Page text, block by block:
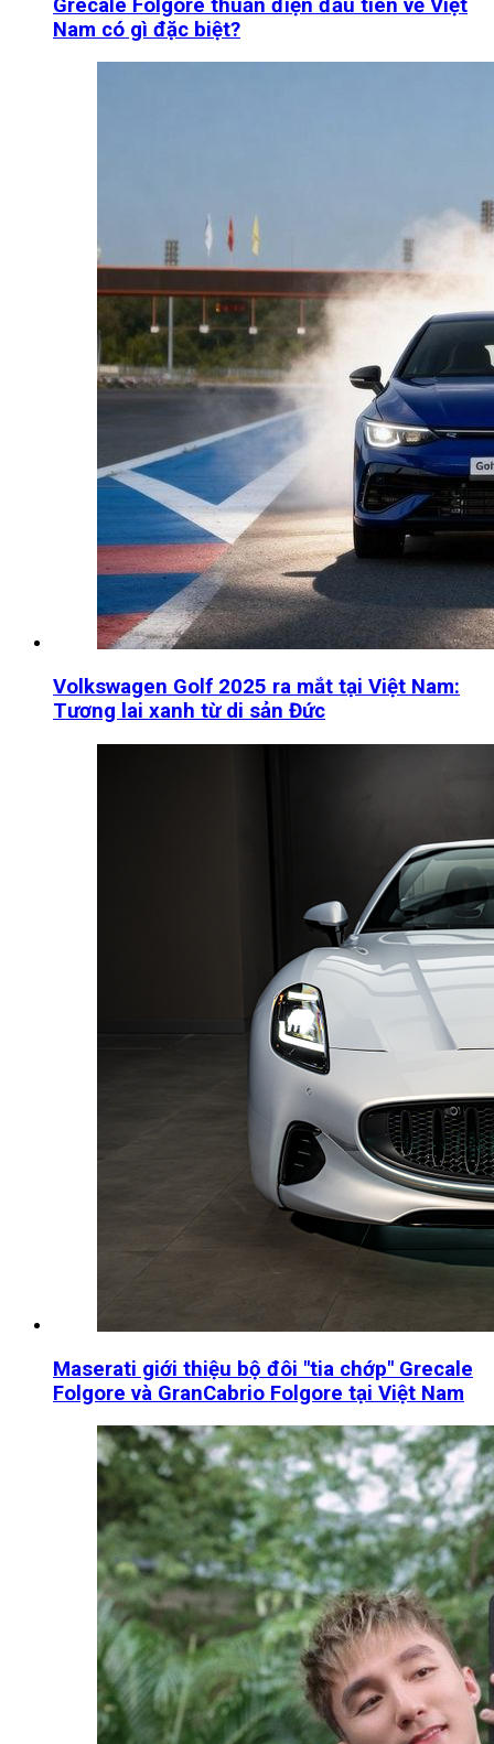
Grecale Folgore thuần điện đầu tiên về Việt
Nam có gì đặc biệt?
Volkswagen Golf 2025 ra mắt tại Việt Nam:
Tương lai xanh từ di sản Đức
Maserati giới thiệu bộ đôi "tia chớp" Grecale
Folgore và GranCabrio Folgore tại Việt Nam